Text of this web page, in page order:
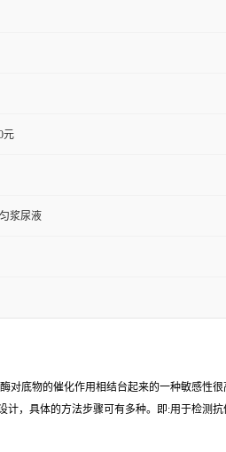
元
浆尿液
底物的催化作用相结台起来的一种敏感
，具体的方法步骤可有多种。即:用于检